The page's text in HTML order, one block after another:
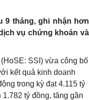
9 tháng, ghi nhận hơn
vụ chứng khoán và
SSI) vừa công bố
kết quả kinh doanh
trong kỳ đạt 4.115 tỷ
tỷ đồng, tăng gần